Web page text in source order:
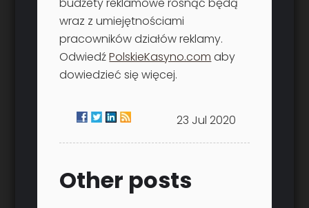
budżety reklamowe rosnąć będą
wraz z umiejętnościami
pracowników działów reklamy.
OdwiedźPolskieKasyno.com aby
dowiedzieć się więcej.
23 Jul 2020
Other posts